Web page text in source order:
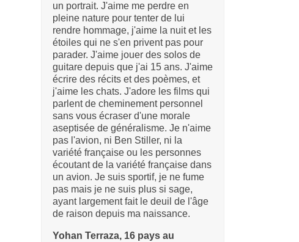
un portrait. J'aime me perdre en
pleine nature pour tenter de lui
rendre hommage, j'aime la nuit et les
étoiles qui ne s'en privent pas pour
parader. J'aime jouer des solos de
guitare depuis que j'ai 15 ans. J'aime
écrire des récits et des poèmes, et
j'aime les chats. J'adore les films qui
parlent de cheminement personnel
sans vous écraser d'une morale
aseptisée de généralisme. Je n'aime
pas l'avion, ni Ben Stiller, ni la
variété française ou les personnes
écoutant de la variété française dans
un avion. Je suis sportif, je ne fume
pas mais je ne suis plus si sage,
ayant largement fait le deuil de l'âge
de raison depuis ma naissance.
Yohan Terraza, 16 pays au